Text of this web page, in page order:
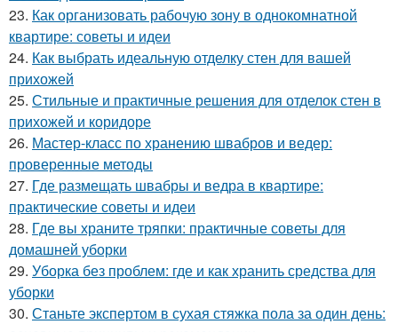
23. Как организовать рабочую зону в однокомнатной
квартире: советы и идеи
24. Как выбрать идеальную отделку стен для вашей
прихожей
25. Стильные и практичные решения для отделок стен в
прихожей и коридоре
26. Мастер-класс по хранению швабров и ведер:
проверенные методы
27. Где размещать швабры и ведра в квартире:
практические советы и идеи
28. Где вы храните тряпки: практичные советы для
домашней уборки
29. Уборка без проблем: где и как хранить средства для
уборки
30. Станьте экспертом в сухая стяжка пола за один день: